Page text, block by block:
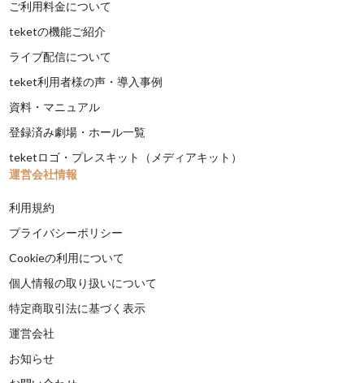
ご利用料金について
teketの機能ご紹介
ライブ配信について
teket利用者様の声・導入事例
資料・マニュアル
登録済み劇場・ホール一覧
teketロゴ・プレスキット（メディアキット）
運営会社情報
利用規約
プライバシーポリシー
Cookieの利用について
個人情報の取り扱いについて
特定商取引法に基づく表示
運営会社
お知らせ